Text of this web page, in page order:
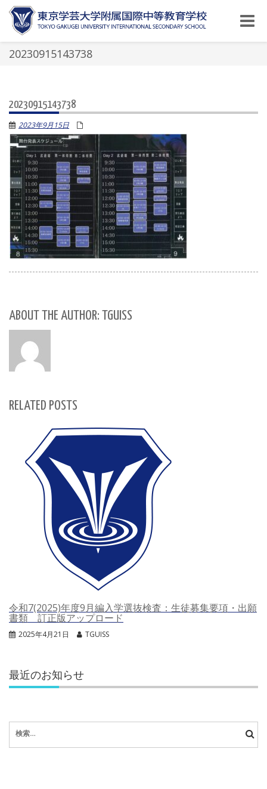
Toggle
20230915143738
20230915143738
2023年9月15日
ABOUT THE AUTHOR: TGUISS
RELATED POSTS
令和7(2025)年度9月編入学選抜検査：生徒募集要項・出願
書類 訂正版アップロード
2025年4月21日 TGUISS
最近のお知らせ
索: